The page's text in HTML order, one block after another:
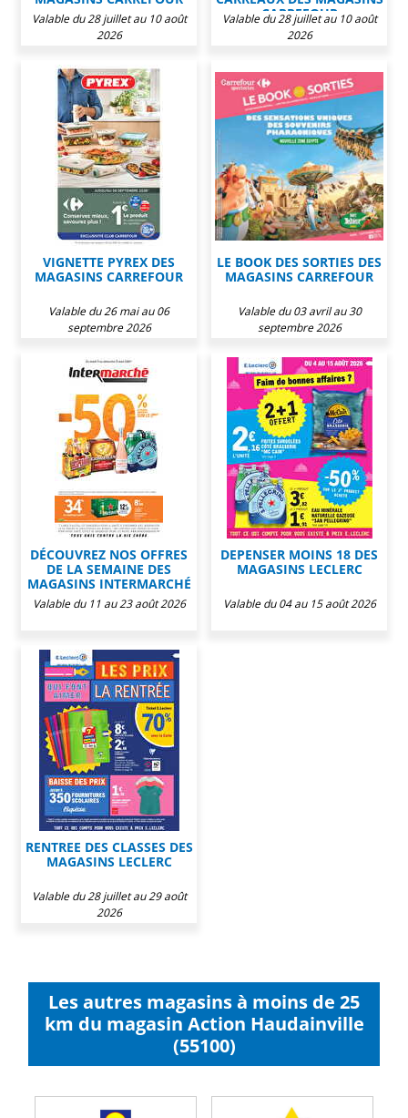
Valable du 28 juillet au 10 août
2026
CARREFOUR
Valable du 28 juillet au 10 août
2026
VIGNETTE PYREX DES
MAGASINS CARREFOUR
Valable du 26 mai au 06
septembre 2026
LE BOOK DES SORTIES DES
MAGASINS CARREFOUR
Valable du 03 avril au 30
septembre 2026
DÉCOUVREZ NOS OFFRES
DE LA SEMAINE DES
MAGASINS INTERMARCHÉ
Valable du 11 au 23 août 2026
DEPENSER MOINS 18 DES
MAGASINS LECLERC
Valable du 04 au 15 août 2026
RENTREE DES CLASSES DES
MAGASINS LECLERC
Valable du 28 juillet au 29 août
2026
Les autres magasins à moins de 25
km du magasin Action Haudainville
(55100)